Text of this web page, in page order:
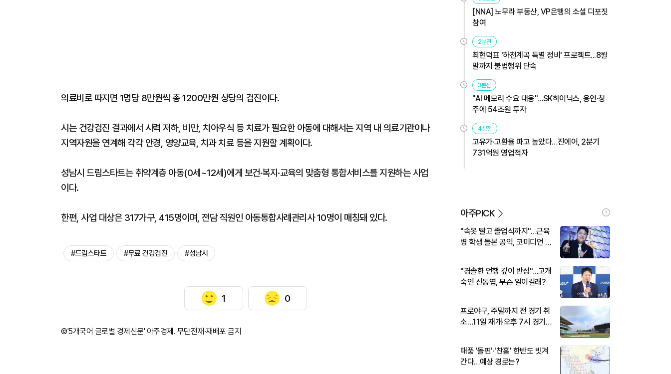
의료비로 따지면 1명당 8만원씩 총 1200만원 상당의 검진이다.
시는 건강검진 결과에서 시력 저하, 비만, 치아우식 등 치료가 필요한 아동에 대해서는 지역 내 의료기관이나
지역자원을 연계해 각각 안경, 영양교육, 치과 치료 등을 지원할 계획이다.
성남시 드림스타트는 취약계층 아동(0세~12세)에게 보건·복지·교육의 맞춤형 통합서비스를 지원하는 사업
이다.
한편, 사업 대상은 317가구, 415명이며, 전담 직원인 아동통합사례관리사 10명이 매칭돼 있다.
#드림스타트 #무료 건강검진 #성남시
1 0
©'5개국어 글로벌 경제신문' 아주경제. 무단전재·재배포 금지
[NNA] 노무라 부동산, VP은행의 소셜 디포짓
참여
2분전
최현덕표 '하천계곡 특별 정비' 프로젝트...8월
말까지 불법행위 단속
3분전
"AI 메모리 수요 대응"…SK하이닉스, 용인·청
주에 54조원 투자
4분전
고유가·고환율 파고 높았다…진에어, 2분기
731억원 영업적자
아주PICK
"속옷 빨고 졸업식까지"…근육
병 학생 돌본 공익, 코미디언 김
"경솔한 언행 깊이 반성"…고개
숙인 신동엽, 무슨 일이길래?
프로야구, 주말까지 전 경기 취
소…11일 재개·오후 7시 경기
태풍 '돌핀'·'찬홈' 한반도 빗겨
간다…예상 경로는?